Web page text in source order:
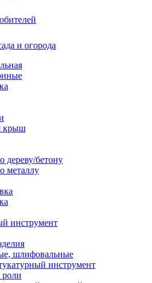
и огорода
крыш
дереву/бетону
металлу
инструмент
шлифовальные
инструмент